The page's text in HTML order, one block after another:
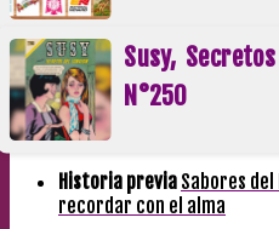
Susy,
N°250
Historia previa Sabores
recordar con el alma